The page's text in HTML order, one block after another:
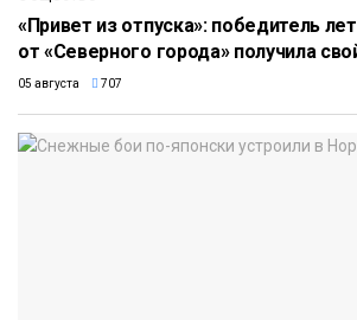
«Привет из отпуска»: победитель
от «Северного города» получила
05 августа 707